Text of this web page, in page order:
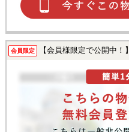
会員限定 【会員様限定で公開中！】